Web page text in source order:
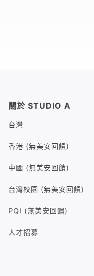
關於 STUDIO A
台灣
香港 (無美安回饋)
中國 (無美安回饋)
台灣校園 (無美安回饋)
PQI (無美安回饋)
人才招募